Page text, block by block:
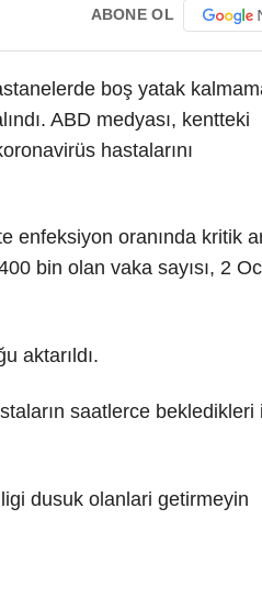
ABONE OL
boş yatak
ABD medyası, kentteki
hastalarını
enfeksiyon oranında kritik
bin olan vaka sayısı, 2
aktarıldı.
saatlerce bekledikleri